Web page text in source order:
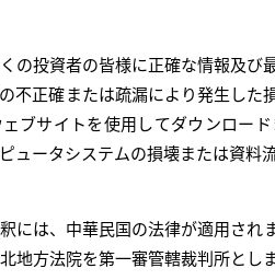
の投資者の皆様に正確な情報及
不正確または疏漏により発生し
ブサイトを使用してダウンロー
ュータシステムの損壊または資料
には、中華民国の法律が適用され
地方法院を第一審管轄裁判所としま